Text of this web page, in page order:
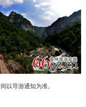
以导游通知为准。